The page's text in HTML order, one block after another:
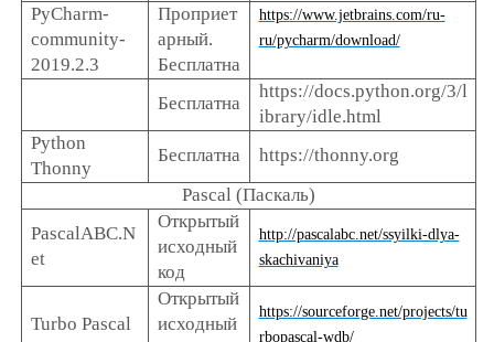
PyCharm-
community-
2019.2.3
Проприет
арный.
Бесплатна
https://www.jetbrains.com/ru-
ru/pycharm/download/
Бесплатна
https://docs.python.org/3/l
ibrary/idle.html
Python
Thonny
Бесплатна
https://thonny.org
Pascal (Паскаль)
PascalABC.N
et
Открытый
исходный
код
http://pascalabc.net/ssyilki-dlya-
skachivaniya
Turbo Pascal
Открытый
исходный
https://sourceforge.net/projects/tu
rbopascal-wdb/